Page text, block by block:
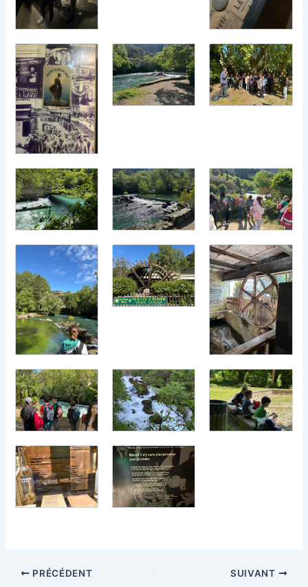
PRÉCÉDENT SUIVANT